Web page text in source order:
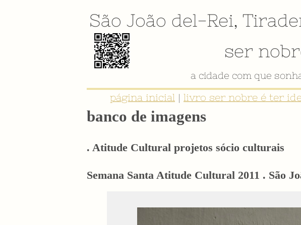
São João del-Rei,
ser
página inicial | livro ser nobre é ter
banco de imagens
. Atitude Cultural projetos sócio culturais
Semana Santa Atitude Cultural 2011 . São